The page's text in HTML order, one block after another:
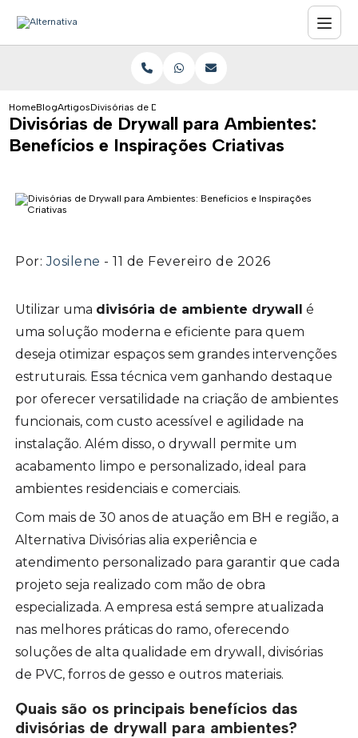
HomeBlogArtigosDivisórias de Drywall para Ambientes: Benefícios e
Divisórias de Drywall para Ambientes:
Benefícios e Inspirações Criativas
Por:Josilene - 11 de Fevereiro de 2026
Utilizar uma divisória de ambiente drywall é
uma solução moderna e eficiente para quem
deseja otimizar espaços sem grandes intervenções
estruturais. Essa técnica vem ganhando destaque
por oferecer versatilidade na criação de ambientes
funcionais, com custo acessível e agilidade na
instalação. Além disso, o drywall permite um
acabamento limpo e personalizado, ideal para
ambientes residenciais e comerciais.
Com mais de 30 anos de atuação em BH e região, a
Alternativa Divisórias alia experiência e
atendimento personalizado para garantir que cada
projeto seja realizado com mão de obra
especializada. A empresa está sempre atualizada
nas melhores práticas do ramo, oferecendo
soluções de alta qualidade em drywall, divisórias
de PVC, forros de gesso e outros materiais.
Quais são os principais benefícios das
divisórias de drywall para ambientes?